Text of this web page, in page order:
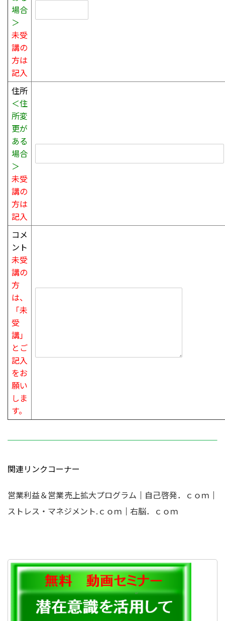
場合
＞
未受
講の
方は
記入
住所
＜住
所変
更が
ある
場合
＞
未受
講の
方は
記入
コメ
ント
未受
講の
方
は、
「未
受
講」
と ご
記入
をお
願い
しま
す。
関連リンクコーナー
営業利益＆営業売上拡大プログラム ｜ 自己啓発．ｃｏｍ ｜
ストレス・マネジメント.ｃｏｍ ｜ 右脳．ｃｏｍ